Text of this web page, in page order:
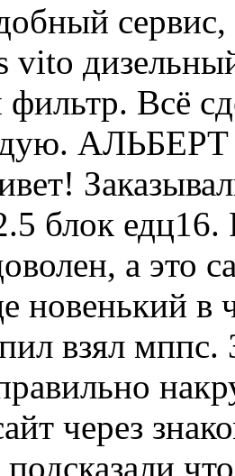
vito
фильтр. Всё
АЛЬБЕРТ
блок едц16.
а это
новенький в
взял мппс.
через